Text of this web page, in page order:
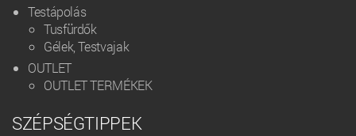
Testápolás
Tusfürdők
Gélek, Testvajak
OUTLET
OUTLET TERMÉKEK
SZÉPSÉGTIPPEK